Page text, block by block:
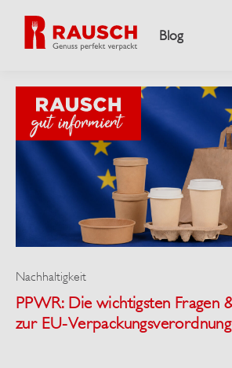
Blog
PPWR: Die wichtigsten Fragen
zur EU-Verpackungsverordnung
Nachhaltigkeit